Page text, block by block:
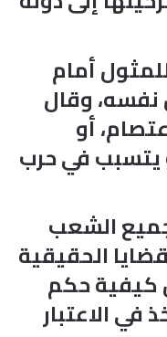
أمام
نفسه، وقال
أو
يتسبب في حرب
جميع الشعب
الحقيقية
كيفية حكم
في الاعتبار